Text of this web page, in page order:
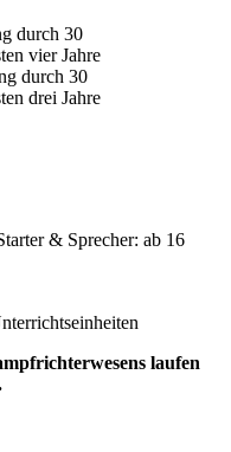
durch 30
vier Jahre
durch 30
drei Jahre
& Sprecher: ab 16
laufen